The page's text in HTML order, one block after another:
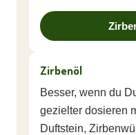
Zirbenöl
Besser, wenn du
gezielter dosieren
Duftstein,